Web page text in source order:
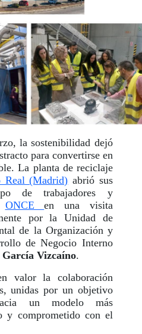
la sostenibilidad dejó
para convertirse en
La planta de reciclaje
Real (Madrid) abrió sus
de trabajadores y
ONCEen una visita
por la Unidad de
de la Organización y
de Negocio Interno
García Vizcaíno.
valor la colaboración
unidas por un objetivo
un modelo más
y comprometido con el